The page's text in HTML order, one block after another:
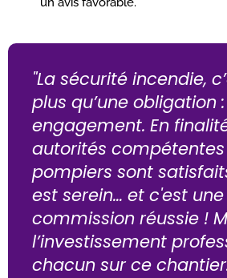
"La sécurité incendie,
plus qu’une obligation
engagement. En
autorités
pompiers sont
est serein… et c'est une
commission réussie !
l’investissement
chacun sur ce